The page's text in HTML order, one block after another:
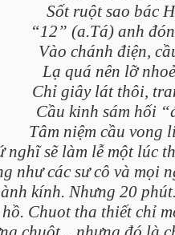
Sốt ruột sao bác
“12” (a.Tá) anh
Vào chánh điện,
Lạ quá nên lỡ
Chỉ giây lát thôi,
Cầu kinh sám hối
Tâm niệm cầu vong
nghĩ sẽ làm lễ một lúc
như các sư cô và mọi
kính. Nhưng 20
Chuot tha thiết chỉ